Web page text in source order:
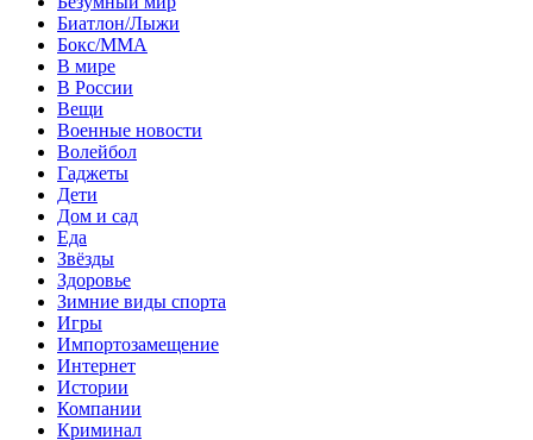
Биатлон/Лыжи
Бокс/MMA
В мире
В России
Вещи
Военные новости
Волейбол
Гаджеты
Дети
Дом и сад
Еда
Звёзды
Здоровье
Зимние виды спорта
Игры
Импортозамещение
Интернет
Истории
Компании
Криминал